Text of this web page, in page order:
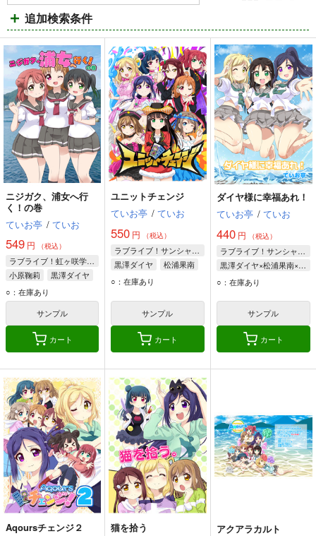
ム
表
示
ム
表
示
ム
表
示
追加検索条件
ニジガク、浦女へ行
く！の巻
ていお亭 / ていお
549 円 （税込）
ラブライブ！虹ヶ咲学園スクールアイドル同好会
小原鞠莉
黒澤ダイヤ
上原歩夢
○：在庫あり
サンプル
カート
ユニットチェンジ
ていお亭 / ていお
550 円 （税込）
ラブライブ！サンシャイン!!
黒澤ダイヤ
松浦果南
小原鞠莉
○：在庫あり
サンプル
カート
ダイヤ様に幸福あれ！
ていお亭 / ていお
440円 （税込）
ラブライブ！サンシャイン!!
黒澤ダイヤ×松浦果南×小原鞠莉
黒澤ダイヤ
○：在庫あり
サンプル
カート
Aqoursチェンジ２
猫を拾う
アクアラカルト